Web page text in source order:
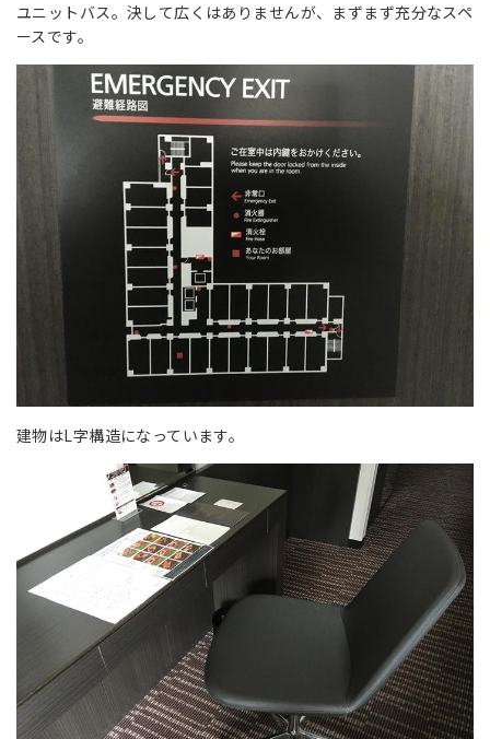
ユニットバス。決して広くはありませんが、まずまず充分なスペ
ースです。
建物はL字構造になっています。